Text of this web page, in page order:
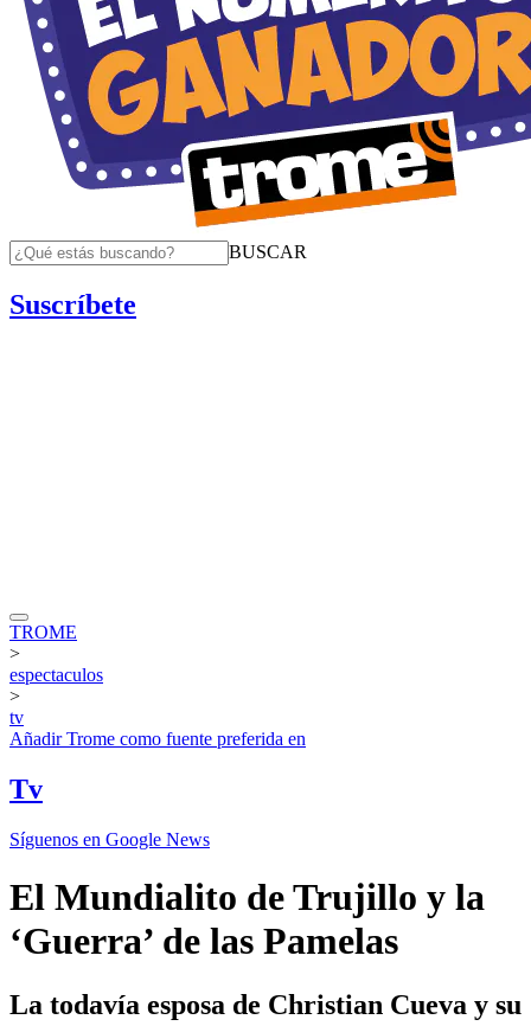
BUSCAR
Suscríbete
TROME
>
espectaculos
>
tv
AñadirTrome como fuente preferida en
Tv
Síguenos en Google News
El Mundialito de Trujillo y la
‘Guerra’ de las Pamelas
La todavía esposa de Christian Cueva y su